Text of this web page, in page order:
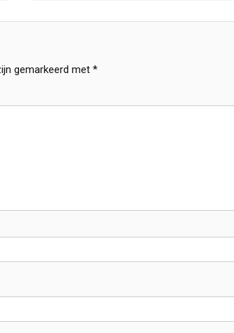
gemarkeerd met *